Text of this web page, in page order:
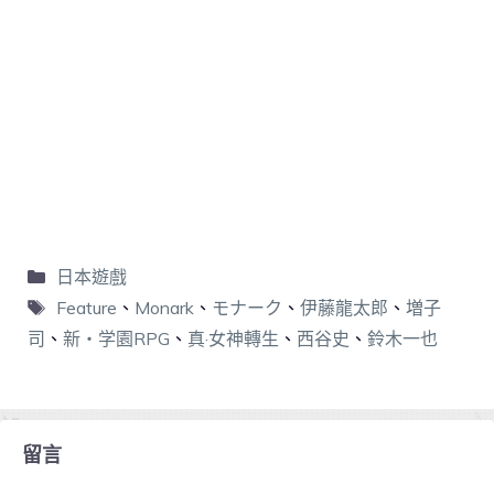
日本遊戲
Feature 、 Monark、 モナーク 、 伊藤龍太郎 、 増子
司 、 新・学園RPG 、 真·女神轉生 、 西谷史 、 鈴木一也
留言